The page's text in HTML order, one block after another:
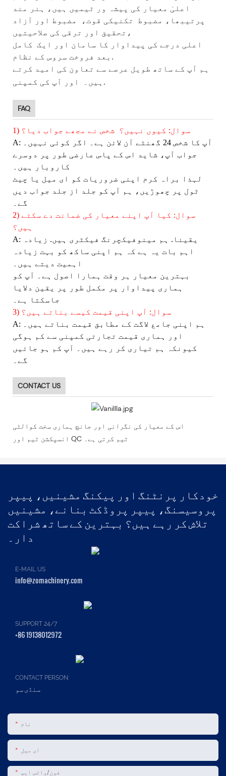
اعلیٰ معیار کی پیشہ ور ٹیمیں ہیں، ہنر مند
پرتیبھا، مضبوط
تکنیکی قوت،
مضبوط اور آزاد
تحقیق اور ترقی کی صلاحیتیں،
اعلی درجے کی پیداوار کا سامان اور ایک کامل
بعد فروخت سروس کے نظام.
ہم آپ کے ساتھ طویل عرصے سے تعاون کی امید کرتے
ہیں۔ اور آپ کی کمپنی.
FAQ
1) سوال: کیوں نہیں؟ شخص نے مجھے جواب دیا؟
A: آپ کا شخص 24 گھنٹے آن لائن ہے۔ اگر کوئی نہیں۔
جواب آپ، شاید اس کے پاس عارضی طور پر دوسرے
کاروبار ہیں۔
لہذا براہ کرم اپنی ضروریات کو ای میل یا چیٹ
ٹول پر چھوڑیں، ہم آپ کو جلد از جلد جواب دیں
گے۔
2) سوال: کیا آپ اپنے معیار کی ضمانت دے سکتے
ہیں؟
A: یقینا. ہم مینوفیکچرنگ فیکٹری ہیں. زیادہ
اہم بات یہ ہے کہ ہم اپنی ساکھ کو بہت زیادہ
اہمیت دیتے ہیں۔
بہترین معیار ہر وقت ہمارا اصول ہے۔ آپ کو
ہماری پیداوار پر مکمل طور پر یقین دلایا
جاسکتا ہے۔
3) سوال: آپ اپنی قیمت کیسے بناتے ہیں؟
A: ہم اپنی جامع لاگت کے مطابق قیمت بناتے ہیں۔
اور ہماری قیمت تجارتی کمپنی سے کم ہوگی
کیونکہ ہم تیاری کر رہے ہیں۔ آپ کم ہو جائیں
گے۔
CONTACT US
اس کے معیار کی نگرانی اور جانچ ہماری سخت کوالٹی
انسپکشن ٹیم اور QC ٹیم کرتی ہے۔
خودکار پرنٹنگ اور پیکنگ مشینیں، پیپر
پروسیسنگ، پیپر پروڈکٹ بنانے، مشینیں
تلاش کر رہے ہیں؟ بہترین کے ساتھ شراکت
دار۔
E-MAIL US
info@zomachinery.com
SUPPORT 24/7
+86 19138012972
CONTACT PERSON:
سنڈی سو
نام
ای میل
فون/واٹس ایپ